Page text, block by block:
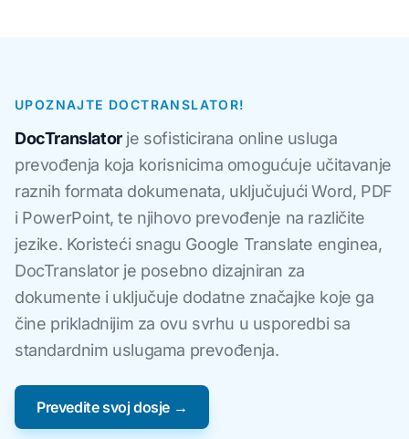
UPOZNAJTE DOCTRANSLATOR!
DocTranslatorje sofisticirana online usluga
prevođenja koja korisnicima omogućuje učitavanje
raznih formata dokumenata, uključujući Word, PDF
i PowerPoint, te njihovo prevođenje na različite
jezike. Koristeći snagu Google Translate enginea,
DocTranslator je posebno dizajniran za
dokumente i uključuje dodatne značajke koje ga
čine prikladnijim za ovu svrhu u usporedbi sa
standardnim uslugama prevođenja.
Prevedite svoj dosje →